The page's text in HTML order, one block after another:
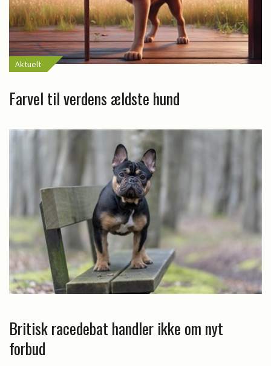
Aktuelt
Farvel til verdens ældste hund
Britisk racedebat handler ikke om nyt
forbud